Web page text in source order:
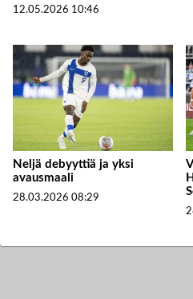
12.05.2026 10:46
Neljä debyyttiä ja yksi
avausmaali
28.03.2026 08:29